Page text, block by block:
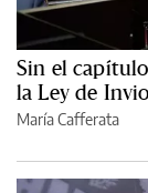
Sin el
la Ley de
María Cafferata